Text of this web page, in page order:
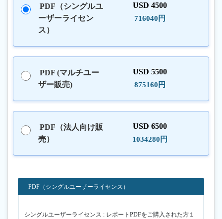
PDF（シングルユ
ーザーライセン
ス）
USD 4500
716040円
PDF (マルチユー
ザー販売)
USD 5500
875160円
PDF（法人向け販
売）
USD 6500
1034280円
PDF（シングルユーザーライセンス）
シングルユーザーライセンス : レポートPDFをご購入された方１